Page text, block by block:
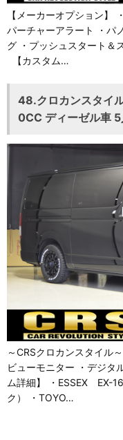
【メーカーオプション】
パーチャーアラート ・パ
グ ・プッシュスタート＆
【カスタム…
48.クロカンスタイ
0CC ディーゼル車
～CRSクロカンスタイル
ビューモニター ・デジタ
ム詳細】 ・ESSEX EX-
ク） ・TOYO…